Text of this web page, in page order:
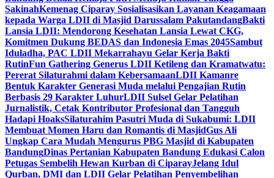
SakinahKemenag Ciparay Sosialisasikan Layanan Keagamaan
kepada Warga LDII di Masjid Darussalam PakutandangBakti
Lansia LDII: Mendorong Kesehatan Lansia Lewat CKG,
Komitmen Dukung BEDAS dan Indonesia Emas 2045Sambut
Iduladha, PAC LDII Mekarrahayu Gelar Kerja Bakti
RutinFun Gathering Generus LDII Ketileng dan Kramatwatu:
Pererat Silaturahmi dalam KebersamaanLDII Kamanre
Bentuk Karakter Generasi Muda melalui Pengajian Rutin
Berbasis 29 Karakter LuhurLDII Sulsel Gelar Pelatihan
Jurnalistik, Cetak Kontributor Profesional dan Tangguh
Hadapi HoaksSilaturahim Pasutri Muda di Sukabumi: LDII
Membuat Momen Haru dan Romantis di MasjidGus Ali
Ungkap Cara Mudah Mengurus PBG Masjid di Kabupaten
BandungDinas Pertanian Kabupaten Bandung Edukasi Calon
Petugas Sembelih Hewan Kurban di CiparayJelang Idul
Qurban, DMI dan LDII Gelar Pelatihan Penyembelihan